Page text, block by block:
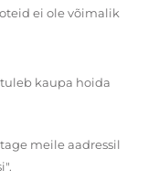
ei ole võimalik
kaupa hoida
meile aadressil